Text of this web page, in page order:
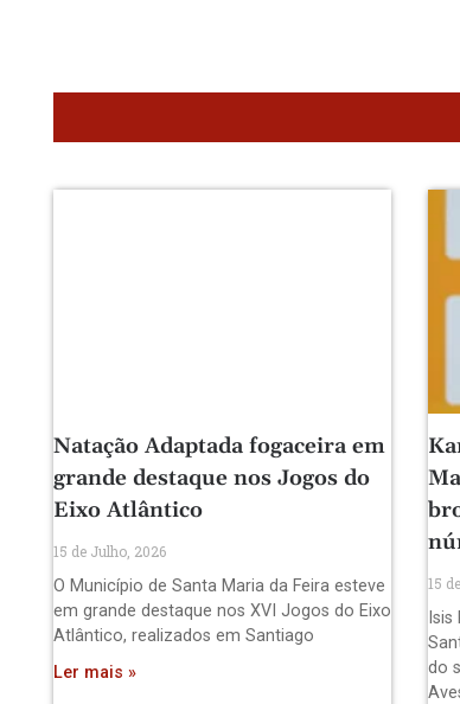
Natação Adaptada fogaceira em
grande destaque nos Jogos do
Eixo Atlântico
15 de Julho, 2026
O Município de Santa Maria da Feira esteve
em grande destaque nos XVI Jogos do Eixo
Atlântico, realizados em Santiago
Ler mais »
15
do